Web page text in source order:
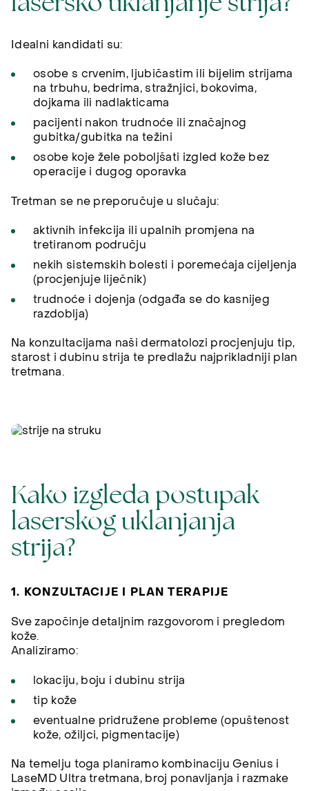
Idealni kandidati su:
osobe s crvenim, ljubičastim ili bijelim strijama
na trbuhu, bedrima, stražnjici, bokovima,
dojkama ili nadlakticama
pacijenti nakon trudnoće ili značajnog
gubitka/gubitka na težini
osobe koje žele poboljšati izgled kože bez
operacije i dugog oporavka
Tretman se ne preporučuje u slučaju:
aktivnih infekcija ili upalnih promjena na
tretiranom području
nekih sistemskih bolesti i poremećaja cijeljenja
(procjenjuje liječnik)
trudnoće i dojenja (odgađa se do kasnijeg
razdoblja)
Na konzultacijama naši dermatolozi procjenjuju tip,
starost i dubinu strija te predlažu najprikladniji plan
tretmana.
Kako izgleda postupak
laserskog uklanjanja
strija?
1. KONZULTACIJE I PLAN TERAPIJE
Sve započinje detaljnim razgovorom i pregledom
kože.
Analiziramo:
lokaciju, boju i dubinu strija
tip kože
eventualne pridružene probleme (opuštenost
kože, ožiljci, pigmentacije)
Na temelju toga planiramo kombinaciju Genius i
LaseMD Ultra tretmana, broj ponavljanja i razmake